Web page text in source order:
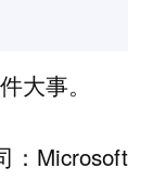
大事。
：Microsoft